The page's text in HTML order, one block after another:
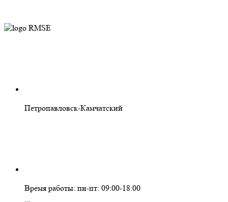
Петропавловск-Камчатский
Время работы: пн-пт: 09:00-18:00